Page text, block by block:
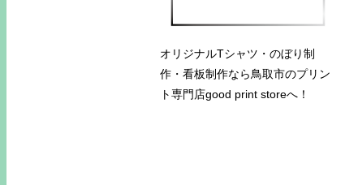
オリジナルTシャツ・のぼり制
作・看板制作なら鳥取市のプリン
ト専門店good print storeへ！